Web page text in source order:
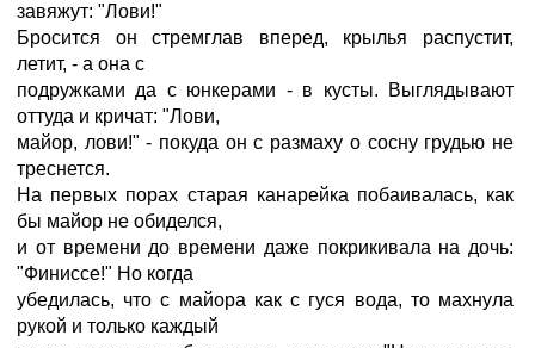
завяжут: "Лови!"
Бросится он стремглав вперед, крылья распустит,
летит, - а она с
подружками да с юнкерами - в кусты. Выглядывают
оттуда и кричат: "Лови,
майор, лови!" - покуда он с размаху о сосну грудью не
треснется.
На первых порах старая канарейка побаивалась, как
бы майор не обиделся,
и от времени до времени даже покрикивала на дочь:
"Финиссе!" Но когда
убедилась, что с майора как с гуся вода, то махнула
рукой и только каждый